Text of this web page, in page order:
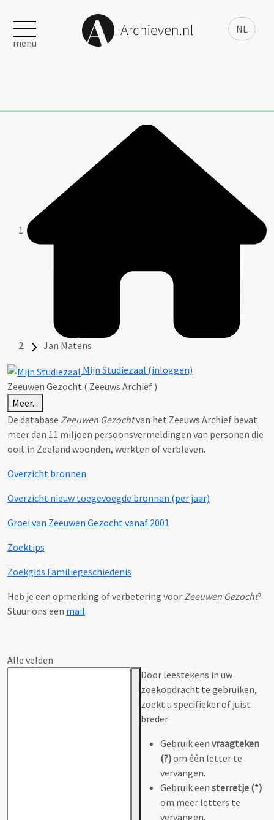
NL
menu
Jan Matens
Mijn Studiezaal (inloggen)
Zeeuwen Gezocht ( Zeeuws Archief )
Meer...
De database Zeeuwen Gezochtvan het Zeeuws Archief bevat
meer dan 11 miljoen persoonsvermeldingen van personen die
ooit in Zeeland woonden, werkten of verbleven.
Overzicht bronnen
Overzicht nieuw toegevoegde bronnen (per jaar)
Groei van Zeeuwen Gezocht vanaf 2001
Zoektips
Zoekgids Familiegeschiedenis
Heb je een opmerking of verbetering voor Zeeuwen Gezocht?
Stuur ons een mail.
Alle velden
Door leestekens in uw
zoekopdracht te gebruiken,
zoekt u specifieker of juist
breder:
Gebruik een vraagteken
(?)om één letter te
vervangen.
Gebruik een sterretje (*)
om meer letters te
vervangen.